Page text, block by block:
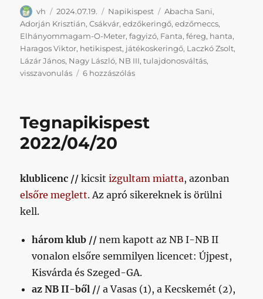
Szerző
vh Közzétéve
2024.07.19. Kategória
Napikispest Címke
Abacha Sani,
Adorján Krisztián,Csákvár,edzőkeringő,edzőmeccs,
Elhányommagam-O-Meter,fagyizó, Fanta,féreg, hanta,
Haragos Viktor, hetikispest, játékoskeringő, Laczkó Zsolt,
Lázár János, Nagy László, NB III,tulajdonosváltás,
visszavonulás
6 hozzászólásHetikispest
Tegnapikispest
2022/04/20
klublicenc // kicsitizgultam miatta, azonban
elsőre meglett. Az apró sikereknek is örülni
kell.
három klub // nem kapott az NB I-NB II
vonalon elsőre semmilyen licencet: Újpest,
Kisvárda és Szeged-GA.
az NB II-ből // a Vasas (1), a Kecskemét (2),